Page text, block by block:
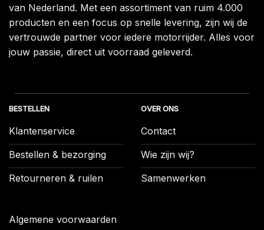
van Nederland. Met een assortiment van ruim 4.000
producten en een focus op snelle levering, zijn wij de
vertrouwde partner voor iedere motorrijder. Alles voor
jouw passie, direct uit voorraad geleverd.
BESTELLEN
Klantenservice
Bestellen & bezorging
Retourneren & ruilen
Algemene voorwaarden
OVER ONS
Contact
Wie zijn wij?
Samenwerken